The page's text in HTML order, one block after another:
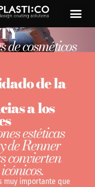
de cosméticos
de la
a los
estéticas
de Renner
convierten
muy importante que